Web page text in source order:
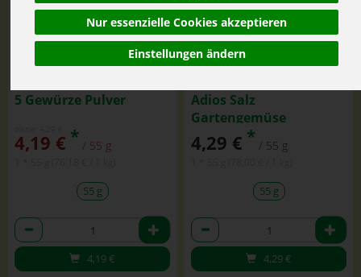
Nur essenzielle Cookies akzeptieren
Einstellungen ändern
5 Gewürze Pulver
4,19 € * / 55 g
55 g
Anzahl
4,19€
Adios Salz
Gartengemüse
4,29 € * / 55 g
55 g
Anzahl
4,29€